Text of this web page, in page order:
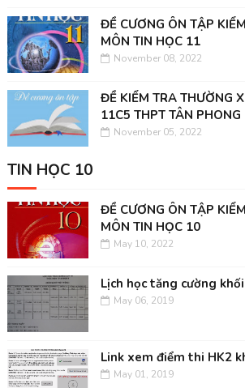
ĐỀ CƯƠNG ÔN TẬP
MÔN TIN HỌC 11
November 08, 2022
ĐỀ KIỂM TRA THƯỜNG
11C5 THPT TÂN PHONG
November 05, 2022
TIN HỌC 10
ĐỀ CƯƠNG ÔN TẬP
MÔN TIN HỌC 10
May 10, 2022
Lịch học tăng cường
May 06, 2019
Link xem điểm thi HK2
May 01, 2019